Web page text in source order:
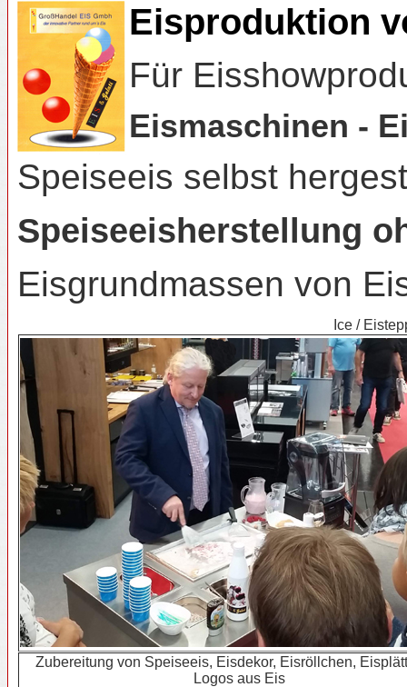
Eisproduktion
Für
Eismaschinen -
Speiseeis selbst
Speiseeisherstellung
Eisgrundmassen von
Ice /
Zubereitung von Speiseeis, Eisdekor, Eisröllchen,
Logos aus Eis